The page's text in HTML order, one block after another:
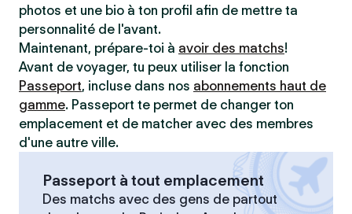
photos et une bio à ton profil afin de mettre ta
personnalité de l'avant.
Maintenant, prépare-toi à avoir des matchs!
Avant de voyager, tu peux utiliser la fonction
Passeport, incluse dans nos abonnements haut de
gamme. Passeport te permet de changer ton
emplacement et de matcher avec des membres
d'une autre ville.
Passeport à tout emplacement
Des matchs avec des gens de partout